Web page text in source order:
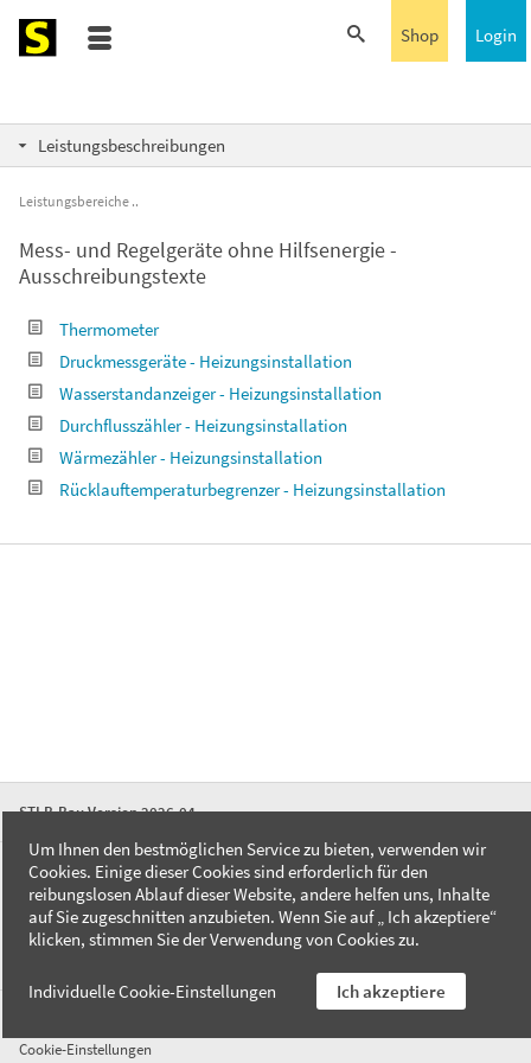
Login
Shop
Leistungsbeschreibungen
Leistungsbereiche
Mess- und Regelgeräte ohne Hilfsenergie -
Ausschreibungstexte
Thermometer
Druckmessgeräte - Heizungsinstallation
Wasserstandanzeiger - Heizungsinstallation
Durchflusszähler - Heizungsinstallation
Wärmezähler - Heizungsinstallation
Rücklauftemperaturbegrenzer - Heizungsinstallation
STLB-Bau Version 2026-04
FAQ
Kontakt
Datenschutzerklärung
Cookie-Einstellungen
Um Ihnen den bestmöglichen Service zu bieten, verwenden wir
Cookies. Einige dieser Cookies sind erforderlich für den
reibungslosen Ablauf dieser Website, andere helfen uns, Inhalte
auf Sie zugeschnitten anzubieten. Wenn Sie auf „ Ich akzeptiere“
klicken, stimmen Sie der Verwendung von Cookies zu.
Individuelle Cookie-Einstellungen Ich akzeptiere